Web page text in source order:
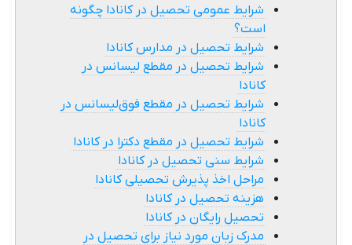
شرایط عمومی تحصیل در کانادا چگونه
است؟
شرایط تحصیل در مدارس کانادا
شرایط تحصیل در مقطع لیسانس در
کانادا
شرایط تحصیل در مقطع فوق‌لیسانس در
کانادا
شرایط تحصیل در مقطع دکترا در کانادا
شرایط سنی تحصیل در کانادا
مراحل اخذ پذیرش تحصیلی کانادا
هزینه تحصیل در کانادا
تحصیل رایگان در کانادا
مدرک زبان مورد نیاز برای تحصیل در